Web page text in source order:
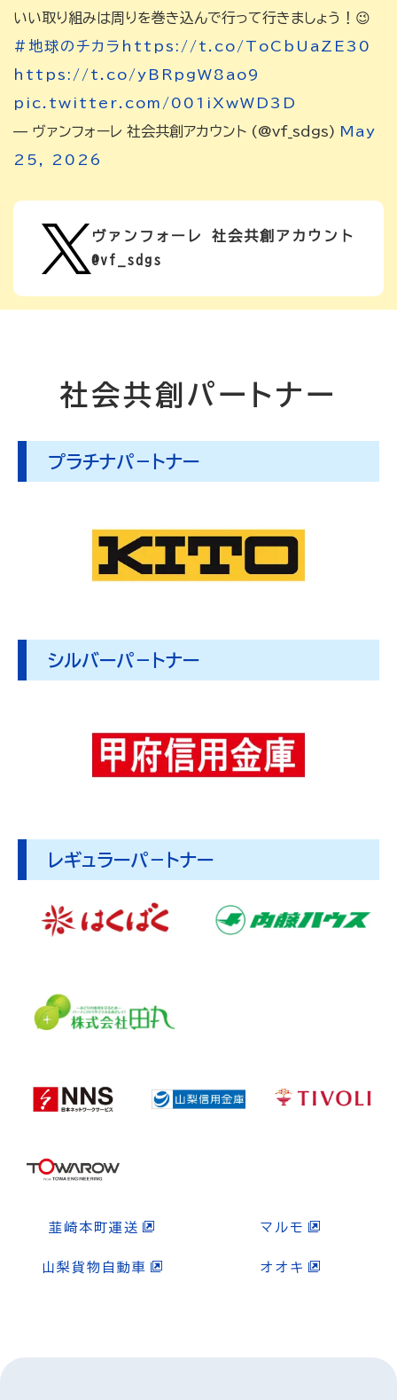
いい取り組みは周りを巻き込んで行って行きましょう！😉
#地球のチカラ https://t.co/ToCbUaZE30
https://t.co/yBRpgW8ao9
pic.twitter.com/001iXwWD3D
— ヴァンフォーレ 社会共創アカウント (@vf_sdgs) May
25, 2026
ヴァンフォーレ 社会共創アカウント
@vf_sdgs
社会共創パートナー
⁩プラチナパ－トナー
シルバーパ－トナー
レギュラーパ－トナー
韮崎本町運送 マルモ
山梨貨物自動車 オオキ